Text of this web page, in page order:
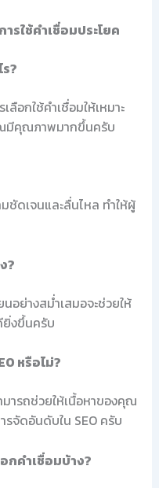
ใช้คำเชื่อมประโยค
?
อกใช้คำเชื่อมให้เหมาะ
มีคุณภาพมากขึ้นครับ
ชัดเจนและลื่นไหล ทำให้ผู้
?
อย่างสม่ำเสมอจะช่วยให้
งขึ้นครับ
หรือไม่?
มารถช่วยให้เนื้อหาของคุณ
จัดอันดับใน SEO ครับ
กคำเชื่อมบ้าง?